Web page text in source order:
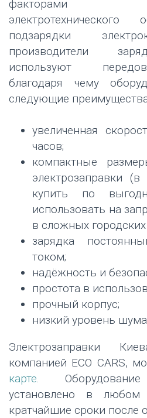
факторами
электротехнического
подзарядки
производители
используют
благодаря чему
следующие
увеличенная
часов;
компактные
электрозаправки
купить по
использовать на
в сложных городских
зарядка
током;
надёжность и
простота в
прочный корпус;
низкий уровень шума
Электрозаправки
компанией ЕСО CARS,
карте.
установлено в
кратчайшие сроки после